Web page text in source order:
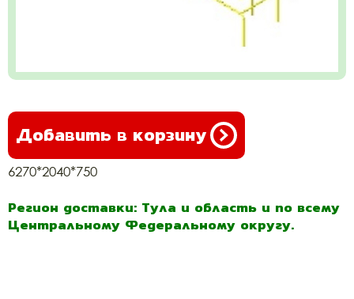
Добавить в корзину
6270*2040*750
Регион доставки: Тула и область и по всему
Центральному Федеральному округу.